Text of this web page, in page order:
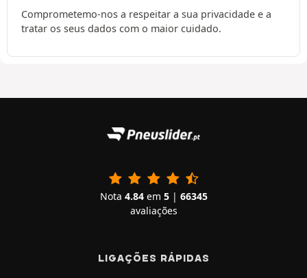
Comprometemo-nos a respeitar a sua privacidade e a
tratar os seus dados com o maior cuidado.
Nota 4.84em 5| 66345
avaliações
LIGAÇÕES RÁPIDAS